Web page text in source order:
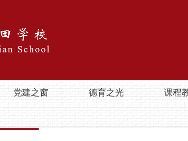
党建之窗 德育之光 课程